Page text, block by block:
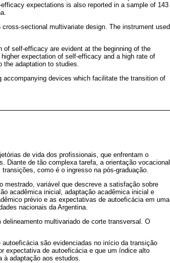
expectations is also reported in a sample of 143
sectional multivariate design. The instrument used
self-efficacy are evident at the beginning of the
expectation of self-efficacy and a high rate of
adaptation to studies.
devices which facilitate the transition of
de vida dos profissionais, que enfrentam o
Diante de tão complexa tarefa, a orientação vocacional
como é o ingresso na pós-graduação.
mestrado, variável que descreve a satisfação sobre
acadêmica inicial, adaptação acadêmica inicial e
prévio e as expectativas de autoeficácia em uma
nacionais da Argentina.
multivariado de corte transversal. O
são evidenciadas no início da transição
expectativa de autoeficácia e que um índice alto
à adaptação aos estudos.